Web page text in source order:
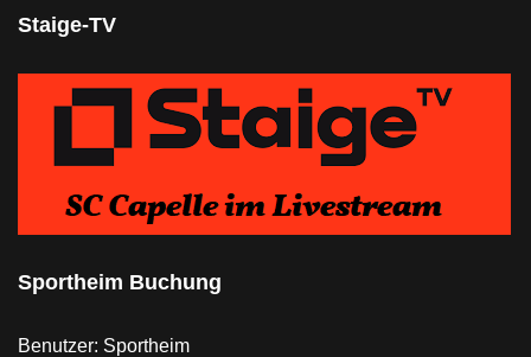
Staige-TV
Sportheim Buchung
Benutzer: Sportheim